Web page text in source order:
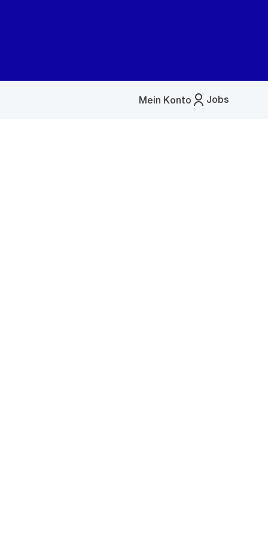
Jobs
Mein Konto
Menü